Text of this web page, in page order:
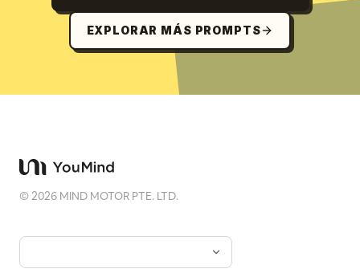
EXPLORAR MÁS PROMPTS
©2026 MIND MOTOR PTE. LTD.